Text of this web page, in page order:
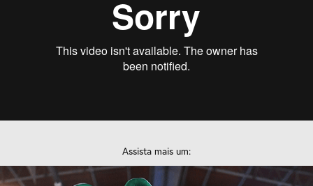
Assista mais um: